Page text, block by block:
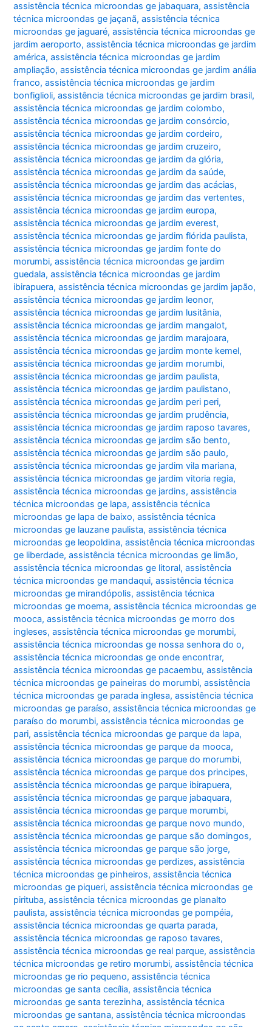
assistência técnica microondas ge jabaquara,assistência
técnica microondas ge jaçanã,assistência técnica
microondas ge jaguaré,assistência técnica microondas ge
jardim aeroporto,assistência técnica microondas ge jardim
américa,assistência técnica microondas ge jardim
ampliação,assistência técnica microondas ge jardim anália
franco,assistência técnica microondas ge jardim
bonfiglioli,assistência técnica microondas ge jardim brasil,
assistência técnica microondas ge jardim colombo,
assistência técnica microondas ge jardim consórcio,
assistência técnica microondas ge jardim cordeiro,
assistência técnica microondas ge jardim cruzeiro,
assistência técnica microondas ge jardim da glória,
assistência técnica microondas ge jardim da saúde,
assistência técnica microondas ge jardim das acácias,
assistência técnica microondas ge jardim das vertentes,
assistência técnica microondas ge jardim europa,
assistência técnica microondas ge jardim everest,
assistência técnica microondas ge jardim flórida paulista,
assistência técnica microondas ge jardim fonte do
morumbi,assistência técnica microondas ge jardim
guedala,assistência técnica microondas ge jardim
ibirapuera,assistência técnica microondas ge jardim japão,
assistência técnica microondas ge jardim leonor,
assistência técnica microondas ge jardim lusitânia,
assistência técnica microondas ge jardim mangalot,
assistência técnica microondas ge jardim marajoara,
assistência técnica microondas ge jardim monte kemel,
assistência técnica microondas ge jardim morumbi,
assistência técnica microondas ge jardim paulista,
assistência técnica microondas ge jardim paulistano,
assistência técnica microondas ge jardim peri peri,
assistência técnica microondas ge jardim prudência,
assistência técnica microondas ge jardim raposo tavares,
assistência técnica microondas ge jardim são bento,
assistência técnica microondas ge jardim são paulo,
assistência técnica microondas ge jardim vila mariana,
assistência técnica microondas ge jardim vitoria regia,
assistência técnica microondas ge jardins,assistência
técnica microondas ge lapa,assistência técnica
microondas ge lapa de baixo,assistência técnica
microondas ge lauzane paulista,assistência técnica
microondas ge leopoldina,assistência técnica microondas
ge liberdade,assistência técnica microondas ge limão,
assistência técnica microondas ge litoral,assistência
técnica microondas ge mandaqui,assistência técnica
microondas ge mirandópolis,assistência técnica
microondas ge moema,assistência técnica microondas ge
mooca,assistência técnica microondas ge morro dos
ingleses,assistência técnica microondas ge morumbi,
assistência técnica microondas ge nossa senhora do o,
assistência técnica microondas ge onde encontrar,
assistência técnica microondas ge pacaembu,assistência
técnica microondas ge paineiras do morumbi,assistência
técnica microondas ge parada inglesa,assistência técnica
microondas ge paraíso,assistência técnica microondas ge
paraíso do morumbi,assistência técnica microondas ge
pari,assistência técnica microondas ge parque da lapa,
assistência técnica microondas ge parque da mooca,
assistência técnica microondas ge parque do morumbi,
assistência técnica microondas ge parque dos principes,
assistência técnica microondas ge parque ibirapuera,
assistência técnica microondas ge parque jabaquara,
assistência técnica microondas ge parque morumbi,
assistência técnica microondas ge parque novo mundo,
assistência técnica microondas ge parque são domingos,
assistência técnica microondas ge parque são jorge,
assistência técnica microondas ge perdizes,assistência
técnica microondas ge pinheiros,assistência técnica
microondas ge piqueri,assistência técnica microondas ge
pirituba,assistência técnica microondas ge planalto
paulista,assistência técnica microondas ge pompéia,
assistência técnica microondas ge quarta parada,
assistência técnica microondas ge raposo tavares,
assistência técnica microondas ge real parque,assistência
técnica microondas ge retiro morumbi,assistência técnica
microondas ge rio pequeno,assistência técnica
microondas ge santa cecília,assistência técnica
microondas ge santa terezinha,assistência técnica
microondas ge santana,assistência técnica microondas